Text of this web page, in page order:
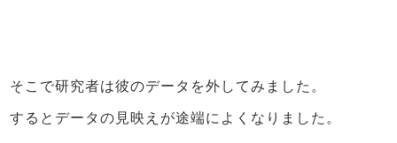
そこで研究者は彼のデータを外してみました。
するとデータの見映えが途端によくなりました。